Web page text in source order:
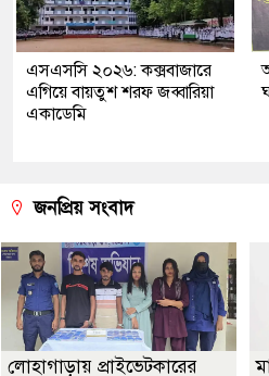
এসএসসি ২০২৬: কক্সবাজারে
এগিয়ে বায়তুশ শরফ জব্বারিয়া
একাডেমি
জনপ্রিয় সংবাদ
লোহাগাড়ায় প্রাইভেটকারের